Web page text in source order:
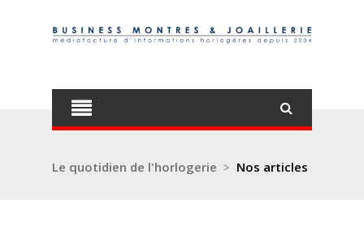
Le quotidien de l'horlogerie > Nos articles